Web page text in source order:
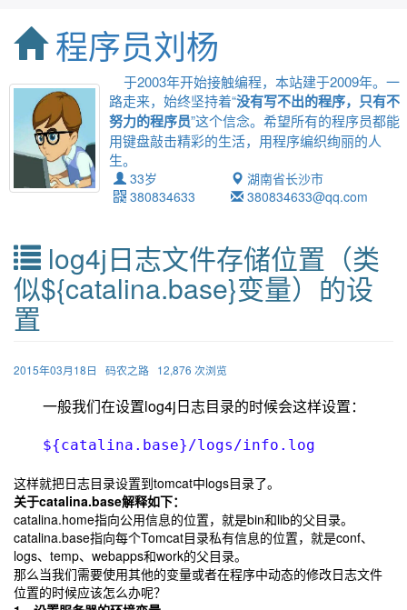
程序员刘杨
于2003年开始接触编程，本站建于2009年。一
路走来，始终坚持着“没有写不出的程序，只有不
努力的程序员”这个信念。希望所有的程序员都能
用键盘敲击精彩的生活，用程序编织绚丽的人
生。
33岁
湖南省长沙市
380834633
380834633@qq.com
log4j日志文件存储位置（类
似${catalina.base}变量）的设
置
2015年03月18日 码农之路 12,876 次浏览
一般我们在设置log4j日志目录的时候会这样设置：
${catalina.base}/logs/info.log
这样就把日志目录设置到tomcat中logs目录了。
关于catalina.base解释如下：
catalina.home指向公用信息的位置，就是bin和lib的父目录。
catalina.base指向每个Tomcat目录私有信息的位置，就是conf、
logs、temp、webapps和work的父目录。
那么当我们需要使用其他的变量或者在程序中动态的修改日志文件
位置的时候应该怎么办呢？